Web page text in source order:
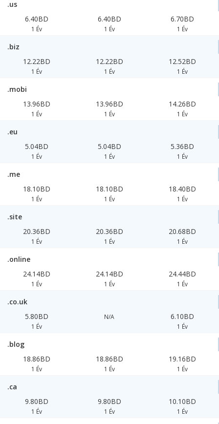
.us
6.40BD
1 Év
6.40BD
1 Év
6.70BD
1 Év
.biz
12.22BD
1 Év
12.22BD
1 Év
12.52BD
1 Év
.mobi
13.96BD
1 Év
13.96BD
1 Év
14.26BD
1 Év
.eu
5.04BD
1 Év
5.04BD
1 Év
5.36BD
1 Év
.me
18.10BD
1 Év
18.10BD
1 Év
18.40BD
1 Év
.site
20.36BD
1 Év
20.36BD
1 Év
20.68BD
1 Év
.online
24.14BD
1 Év
24.14BD
1 Év
24.44BD
1 Év
.co.uk
5.80BD
1 Év
N/A 6.10BD
1 Év
.blog
18.86BD
1 Év
18.86BD
1 Év
19.16BD
1 Év
.ca
9.80BD
1 Év
9.80BD
1 Év
10.10BD
1 Év